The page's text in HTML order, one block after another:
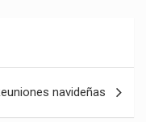
navideñas